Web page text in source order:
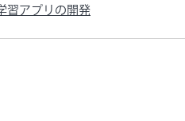
習アプリの開発